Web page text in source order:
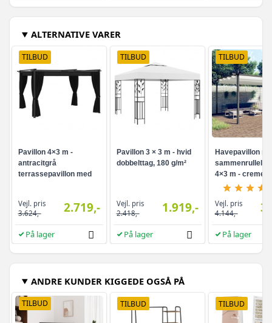
ALTERNATIVE VARER
TILBUD
Pavillon 4×3 m -
antracitgrå
terrassepavillon med
Vejl. pris
3.624,-
2.719,-
På lager
TILBUD
Pavillon 3 × 3 m - hvid
dobbelttag, 180 g/m²
Vejl. pris
2.418,-
1.919,-
På lager
TILBUD
Havepavillon
sammenrulleligt
4×3 m -
Vejl. pris
4.144,-
På lager
ANDRE KUNDER KIGGEDE OGSÅ PÅ
TILBUD TILBUD TILBUD